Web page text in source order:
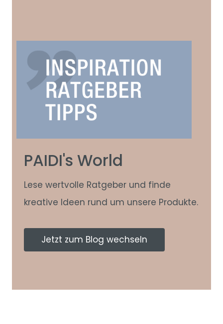
PAIDI's World
Lese wertvolle Ratgeber und finde
kreative Ideen rund um unsere Produkte.
Jetzt zum Blog wechseln